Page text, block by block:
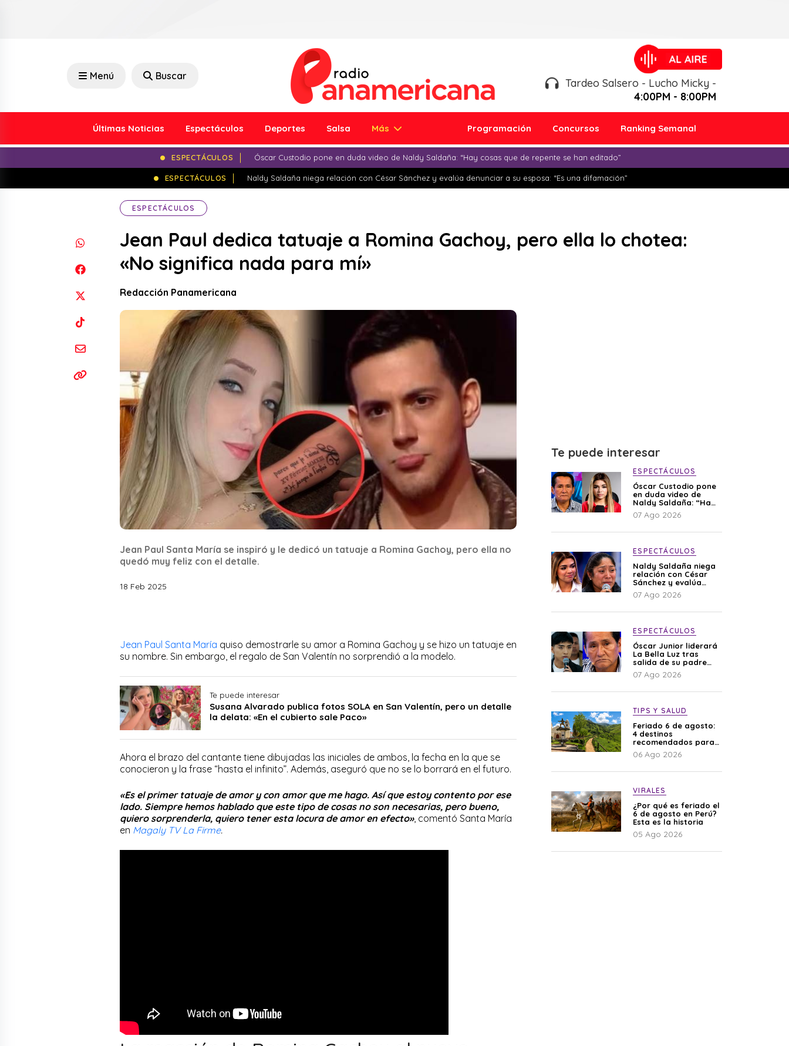
Menú Buscar
Tardeo Salsero - Lucho Micky -
4:00PM - 8:00PM
Últimas Noticias Espectáculos Deportes Salsa Más Programación Concursos Ranking Semanal
ESPECTÁCULOS Óscar Custodio pone en duda video de Naldy Saldaña: “Hay cosas que de repente se han editado”
ESPECTÁCULOS Naldy Saldaña niega relación con César Sánchez y evalúa denunciar a su esposa: “Es una difamación”
ESPECTÁCULOS
Jean Paul dedica tatuaje a Romina Gachoy, pero ella lo chotea:
«No significa nada para mí»
Redacción Panamericana
Jean Paul Santa María se inspiró y le dedicó un tatuaje a Romina Gachoy, pero ella no
quedó muy feliz con el detalle.
18 Feb 2025
Jean Paul Santa María quiso demostrarle su amor a Romina Gachoy y se hizo un tatuaje en
su nombre. Sin embargo, el regalo de San Valentín no sorprendió a la modelo.
Te puede interesar
Susana Alvarado publica fotos SOLA en San Valentín, pero un detalle
la delata: «En el cubierto sale Paco»
Ahora el brazo del cantante tiene dibujadas las iniciales de ambos, la fecha en la que se
conocieron y la frase “hasta el infinito”. Además, aseguró que no se lo borrará en el futuro.
«Es el primer tatuaje de amor y con amor que me hago. Así que estoy contento por ese
lado. Siempre hemos hablado que este tipo de cosas no son necesarias, pero bueno,
quiero sorprenderla, quiero tener esta locura de amor en efecto», comentó Santa María
en Magaly TV La Firme.
Te puede interesar
ESPECTÁCULOS
Óscar Custodio pone
en duda video de
Naldy Saldaña: “Hay
cosas que de repente
se han editado”
07 Ago 2026
ESPECTÁCULOS
Naldy Saldaña niega
relación con César
Sánchez y evalúa
denunciar a su
esposa: “Es una
07 Ago 2026
ESPECTÁCULOS
Óscar Junior liderará
La Bella Luz tras
salida de su padre
por polémica con
Naldy Saldaña
07 Ago 2026
TIPS Y SALUD
Feriado 6 de agosto:
4 destinos
recomendados para
disfrutar el descanso
06 Ago 2026
VIRALES
¿Por qué es feriado el
6 de agosto en Perú?
Esta es la historia
05 Ago 2026